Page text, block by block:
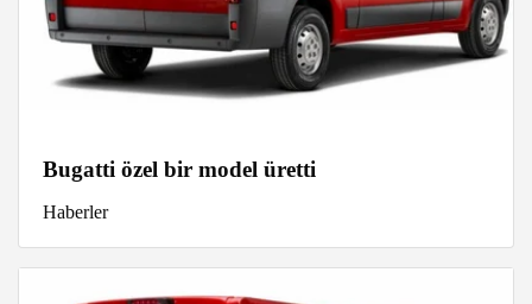
Bugatti özel bir model üretti
Haberler